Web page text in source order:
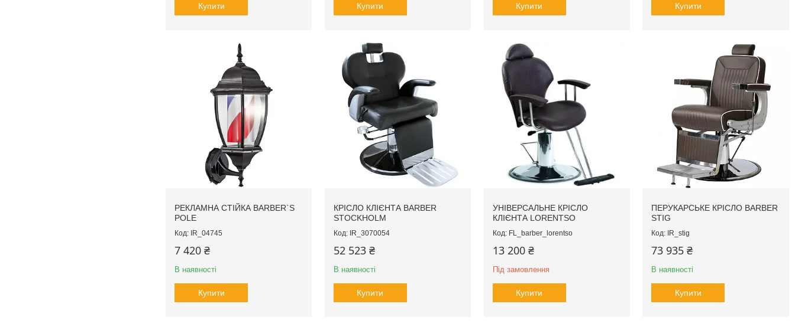
Купити Купити Купити Купити
РЕКЛАМНА СТІЙКА BARBER`S
POLE
IR_04745
7 420 ₴
В наявності
Купити
КРІСЛО КЛІЄНТА BARBER
STOCKHOLM
IR_3070054
52 523 ₴
В наявності
Купити
УНІВЕРСАЛЬНЕ КРІСЛО
КЛІЄНТА LORENTSO
FL_barber_lorentso
13 200 ₴
Під замовлення
Купити
ПЕРУКАРСЬКЕ КРІСЛО BARBER
STIG
IR_stig
73 935 ₴
В наявності
Купити